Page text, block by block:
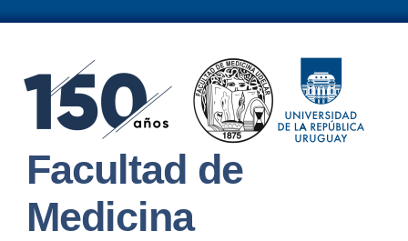
Facultad de
Medicina